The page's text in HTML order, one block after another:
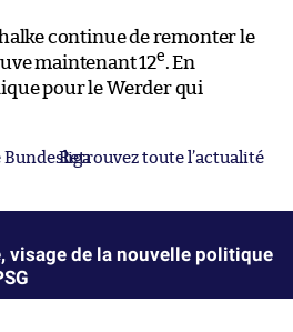
continue de remonter le
maintenant 12e. En
pour le Werder qui
BundesligaRetrouvez toute l’actualité
visage de la nouvelle politique